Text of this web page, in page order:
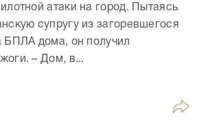
атаки на город. Пытаясь
супругу из загоревшегося
БПЛА дома, он получил
– Дом, в...